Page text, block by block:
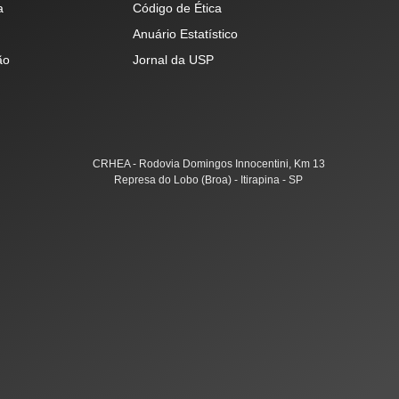
Código de Ética
Anuário Estatístico
Jornal da USP
CRHEA - Rodovia Domingos Innocentini, Km 13
Represa do Lobo (Broa) - Itirapina - SP